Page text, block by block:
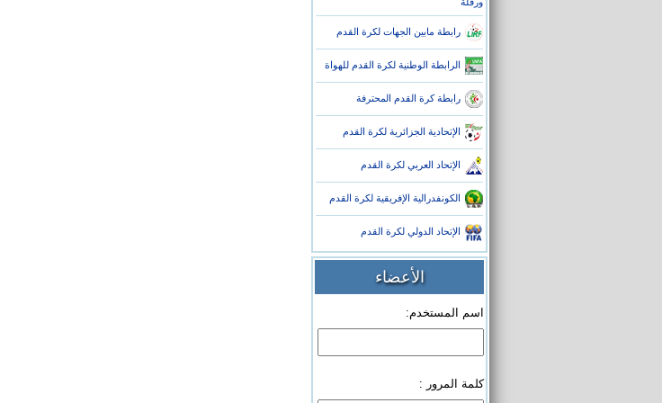
رابطة مابين الجهات لكرة القدم
الرابطة الوطنية لكرة القدم للهواة
رابطة كرة القدم المحترفة
الإتحادية الجزائرية لكرة القدم
الإتحاد العربي لكرة القدم
الكونفدرالية الإفريقية لكرة القدم
الإتحاد الدولي لكرة القدم
الأعضاء
اسم المستخدم:
كلمة المرور :